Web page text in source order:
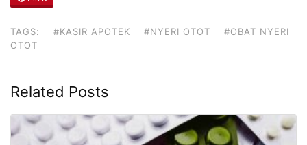
TAGS: #KASIR APOTEK #NYERI OTOT
#OBAT NYERI
OTOT
Related Posts